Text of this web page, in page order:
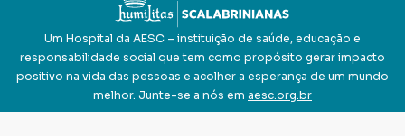
Um Hospital da AESC – instituição de saúde, educação e
responsabilidade social que tem como propósito gerar impacto
positivo na vida das pessoas e acolher a esperança de um mundo
melhor. Junte-se a nós em aesc.org.br